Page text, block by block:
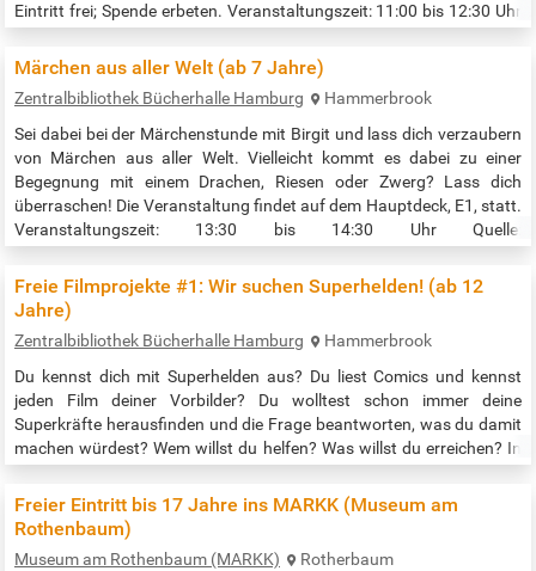
Eintritt frei; Spende erbeten. Veranstaltungszeit: 11:00 bis 12:30 Uhr
Märchen aus aller Welt (ab 7 Jahre)
Zentralbibliothek Bücherhalle Hamburg
Hammerbrook
Sei dabei bei der Märchenstunde mit Birgit und lass dich verzaubern
von Märchen aus aller Welt. Vielleicht kommt es dabei zu einer
Begegnung mit einem Drachen, Riesen oder Zwerg? Lass dich
überraschen! Die Veranstaltung findet auf dem Hauptdeck, E1, statt.
Veranstaltungszeit: 13:30 bis 14:30 Uhr Quelle:
aus-aller-welt-16199/datum/20250914.html
Freie Filmprojekte #1: Wir suchen Superhelden! (ab 12
Jahre)
Zentralbibliothek Bücherhalle Hamburg
Hammerbrook
Du kennst dich mit Superhelden aus? Du liest Comics und kennst
jeden Film deiner Vorbilder? Du wolltest schon immer deine
Superkräfte herausfinden und die Frage beantworten, was du damit
machen würdest? Wem willst du helfen? Was willst du erreichen? In
Helden darstellen oder mit einer Kamera und Effekten die Helden
ausstatten und zeigen. Die heutigen Freien Filmprojekte bilden den
Auftakt einer…
Freier Eintritt bis 17 Jahre ins MARKK (Museum am
Rothenbaum)
Museum am Rothenbaum (MARKK)
Rotherbaum